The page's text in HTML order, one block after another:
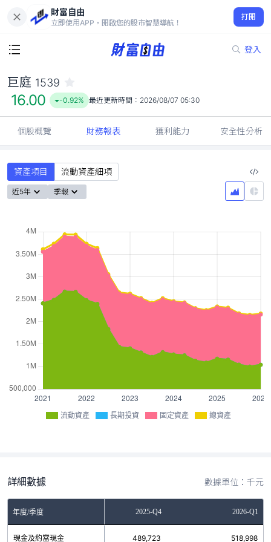
財富自由
立即使用APP，開啟您的股市智慧導航！
打開
登入
16.00
-0.92%
巨庭 1539
16.00 -0.92% 最近更新時間： 2026/08/07 05:30
個股概覽 財務報表 獲利能力 安全性分析
資產項目 流動資產細項
近5年 季報
流動資產 長期投資 固定資產 總資產
詳細數據 數據單位：千元
年度/季度2025-Q3 2025-Q4 2026-Q1
現金及約當現金
523,184 489,723 518,998